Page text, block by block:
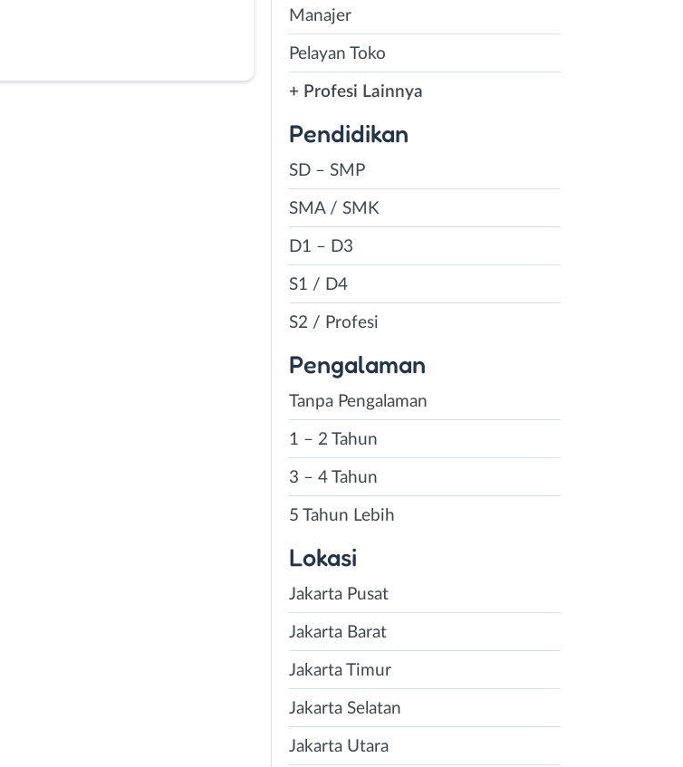
Manajer
Pelayan Toko
+ Profesi Lainnya
Pendidikan
SD – SMP
SMA / SMK
D1 – D3
S1 / D4
S2 / Profesi
Pengalaman
Tanpa Pengalaman
1 – 2 Tahun
3 – 4 Tahun
5 Tahun Lebih
Lokasi
Jakarta Pusat
Jakarta Barat
Jakarta Timur
Jakarta Selatan
Jakarta Utara